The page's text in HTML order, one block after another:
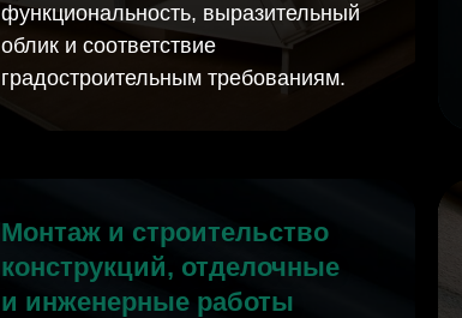
функциональность, выразительный
облик и соответствие
градостроительным требованиям.
Монтаж и строительство
конструкций, отделочные
и инженерные работы